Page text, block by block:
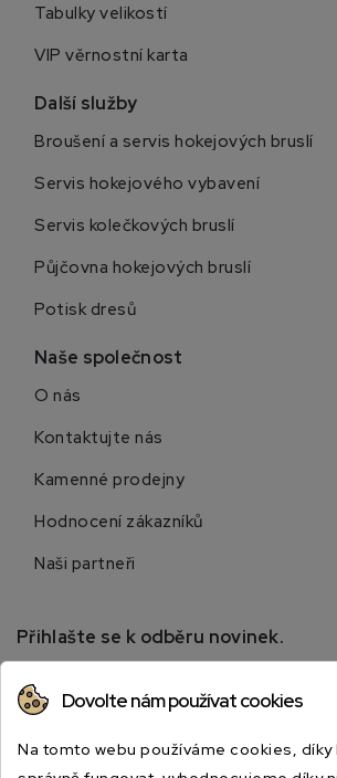
Tabulky velikostí
VIP věrnostní karta
Další služby
Broušení a servis hokejových bruslí
Servis hokejového vybavení
Servis kolečkových bruslí
Půjčovna hokejových bruslí
Potisk dresů
Naše společnost
O nás
Kontaktujte nás
Kamenné prodejny
Hodnocení zákazníků
Naši partneři
Přihlašte se k odběru novinek.
speciálních slevách.
Dovolte nám používat cookies
Na tomto webu používáme cookies, díky